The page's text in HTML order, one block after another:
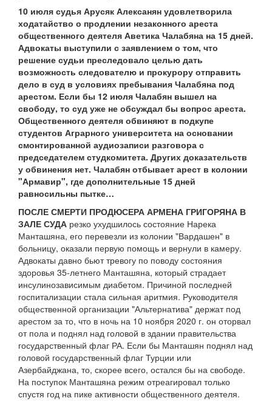
10 июля судья Арусяк Алексанян удовлетворила
ходатайство о продлении незаконного ареста
общественного деятеля Аветика Чалабяна на 15 дней.
Адвокаты выступили с заявлением о том, что
решение судьи преследовало целью дать
возможность следователю и прокурору отправить
дело в суд в условиях пребывания Чалабяна под
арестом. Если бы 12 июля Чалабян вышел на
свободу, то суд уже не обсуждал бы вопрос ареста.
Общественного деятеля обвиняют в подкупе
студентов Аграрного университета на основании
смонтированной аудиозаписи разговора с
председателем студкомитета. Других доказательств
у обвинения нет. Чалабян отбывает арест в колонии
"Армавир", где дополнительные 15 дней
равносильны пытке…
ПОСЛЕ СМЕРТИ ПРОДЮСЕРА АРМЕНА ГРИГОРЯНА В
ЗАЛЕ СУДА резко ухудшилось состояние Нарека
Манташяна, его перевезли из колонии "Вардашен" в
больницу, оказали первую помощь и вернули в камеру.
Адвокаты давно бьют тревогу по поводу состояния
здоровья 35-летнего Манташяна, который страдает
инсулинозависимым диабетом. Причиной последней
госпитализации стала сильная аритмия. Руководителя
общественной организации "Альтернатива" держат под
арестом за то, что в ночь на 10 ноября 2020 г. он оторвал
от пола и поднял над головой в здании правительства
государственный флаг РА. Если бы Манташян поднял над
головой государственный флаг Турции или
Азербайджана, то, скорее всего, остался бы на свободе.
На поступок Манташяна режим отреагировал только
спустя год на пике активности общественного деятеля.